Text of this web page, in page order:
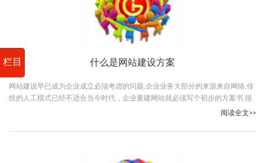
栏目 什么是网站建设方案
网站建设早已成为企业成立必须考虑的问题,企业业务大部分的来源来自网络,传
统的人工模式已经不适合当今时代，企业要建网站就必须写个初步的方案书,很
阅读全文>>